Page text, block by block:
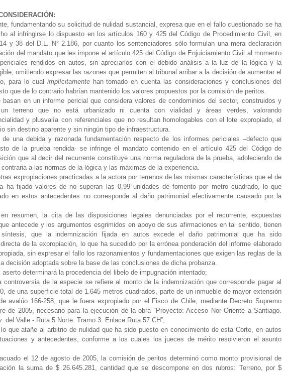
fundamentando su solicitud de nulidad sustancial, expresa que en el fallo cuestionado se ha
al infringirse lo dispuesto en los artículos 160 y 425 del Código de Procedimiento Civil, en
y 38 del D.L. N° 2.186, por cuanto los sentenciadores sólo formulan una mera declaración
del mandato que les impone el artículo 425 del Código de Enjuiciamiento Civil al momento
rendidos en autos, sin apreciarlos con el debido análisis a la luz de la lógica y la
omitiendo expresar las razones que permiten al tribunal arribar a la decisión de aumentar el
para lo cual implícitamentehan tomado en cuenta las consideraciones y conclusiones del
que de lo contrario habrían mantenido los valores propuestos por la comisión de peritos.
en un informe pericial que considera valores de condominios del sector, construidos y
terreno que no está urbanizado ni cuenta con vialidad y áreas verdes, valorando
y plusvalía con referenciales que no resultan homologables con el lote expropiado, el
sin destino aparente y sin ningún tipo de infraestructura.
una debida y razonada fundamentación respecto de los informes periciales –defecto que
de la prueba rendida- se infringe el mandato contenido en el artículo 425 del Código de
que al decir del recurrente constituye una norma reguladora de la prueba, adoleciendo de
a las normas de la lógica y las máximas de la experiencia.
expropiaciones practicadas a la actora por terrenos de las mismas características que el de
ha fijado valores de no superan las 0,99 unidades de fomento por metro cuadrado, lo que
en estos antecedentes no corresponde al daño patrimonial efectivamente causado por la
resumen, la cita de las disposiciones legales denunciadas por el recurrente, expuestas
antecede y los argumentos esgrimidos en apoyo de sus afirmaciones en tal sentido, tienen
que la indemnización fijada en autos excede el daño patrimonial que ha sido
de la expropiación, lo que ha sucedido por la errónea ponderación del informe elaborado
sin expresar el fallo los razonamientos y fundamentaciones que exigen las reglas de la
decisión adoptada sobre la base de las conclusiones de dicha probanza.
aserto determinará la procedencia del libelo de impugnación intentado;
controversia de la especie se refiere al monto de la indemnización que corresponde pagar al
de una superficie total de 1.645 metros cuadrados, parte de un inmueble de mayor extensión
avalúo 166-258, que le fuera expropiado por el Fisco de Chile, mediante Decreto Supremo
de 2005, necesario para la ejecución de la obra “Proyecto: Acceso Nor Oriente a Santiago.
del Valle - Ruta 5 Norte. Tramo 3: Enlace Ruta 57 CH”;
que atañe al arbitrio de nulidad que ha sido puesto en conocimiento de esta Corte, en autos
y antecedentes, conforme a los cuales los jueces de mérito resolvieron el asunto
el 12 de agosto de 2005, la comisión de peritos determinó como monto provisional de
la suma de $ 26.645.281, cantidad que se descompone en dos rubros: Terreno, por $